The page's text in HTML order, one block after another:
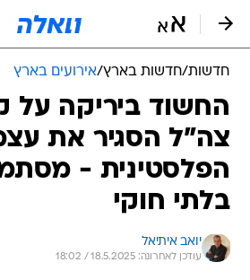
חדשות/חדשות בארץ/אירועים בארץ
החשוד ביריקה על
צה"ל הסגיר את
הפלסטינית -
בלתי חוקי
יואב איתיאל
עודכן לאחרונה: 18.5.2025 / 18:02